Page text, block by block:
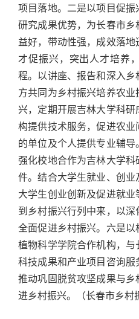
项目落地。二是以项目促
研究成果优势，为长春市
益好，带动性强，成效落
才促振兴，突出人才培养
程。以讲座、报告和深入
方共同为乡村振兴培养农
兴，定期开展吉林大学科
构提供技术服务，促进农
的单位及个人提供专业辅
强化校地合作为吉林大学
件。结合大学生就业、创
大学生创业创新及促进就
到乡村振兴行列中来，以深
全面促进乡村振兴。六是
植物科学学院合作机构，
科技成果和产业项目咨询
推动巩固脱贫攻坚成果与
进乡村振兴。（长春市乡村